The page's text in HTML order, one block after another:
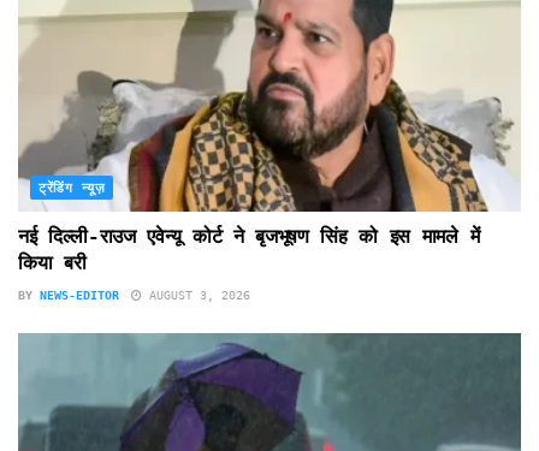
ट्रेंडिंग न्यूज़
नई दिल्ली-राउज एवेन्यू कोर्ट ने बृजभूषण सिंह को इस मामले में
किया बरी
BY NEWS-EDITOR AUGUST 3, 2026